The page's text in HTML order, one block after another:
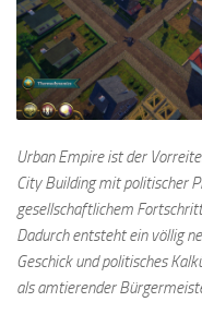
Urban Empire ist der
City Building mit politischer
gesellschaftlichem
Dadurch entsteht ein völlig
Geschick und politisches
als amtierender